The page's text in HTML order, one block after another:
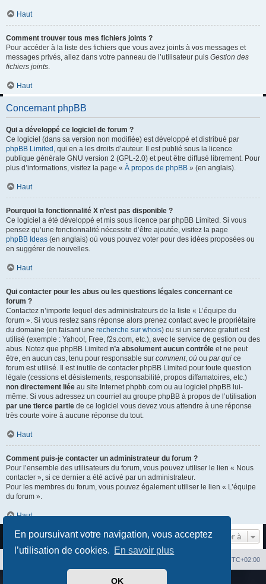
En poursuivant votre navigation, vous acceptez
l’utilisation de cookies. En savoir plus
OK
Haut
Comment trouver tous mes fichiers joints ?
Pour accéder à la liste des fichiers que vous avez joints à vos messages et
messages privés, allez dans votre panneau de l’utilisateur puis Gestion des
fichiers joints
Haut
Concernant phpBB
Qui a développé ce logiciel de forum ?
Ce logiciel (dans sa version non modifiée) est développé et distribué par
phpBB Limited , qui en a les droits d’auteur. Il est publié sous la licence
publique générale GNU version 2 (GPL-2.0) et peut être diffusé librement. Pour
plus d’informations, visitez la page « À propos de phpBB » (en anglais).
Haut
Pourquoi la fonctionnalité X n’est pas disponible ?
Ce logiciel a été développé et mis sous licence par phpBB Limited. Si vous
pensez qu’une fonctionnalité nécessite d’être ajoutée, visitez la page
phpBB Ideas (en anglais) où vous pouvez voter pour des idées proposées ou
en suggérer de nouvelles.
Haut
Qui contacter pour les abus ou les questions légales concernant ce
forum ?
Contactez n’importe lequel des administrateurs de la liste « L’équipe du
forum ». Si vous restez sans réponse alors prenez contact avec le propriétaire
du domaine (en faisant une recherche sur whois) ou si un service gratuit est
utilisé (exemple : Yahoo!, Free, f2s.com, etc.), avec le service de gestion ou des
abus. Notez que phpBB Limited n’a absolument aucun contrôle et ne peut
être, en aucun cas, tenu pour responsable sur comment, où ou par qui ce
forum est utilisé. Il est inutile de contacter phpBB Limited pour toute question
légale (cessions et désistements, responsabilité, propos diffamatoires, etc.)
non directement liée au site Internet phpbb.com ou au logiciel phpBB lui-
même. Si vous adressez un courriel au groupe phpBB à propos de l’utilisation
par une tierce partie de ce logiciel vous devez vous attendre à une réponse
très courte voire à aucune réponse du tout.
Haut
Comment puis-je contacter un administrateur du forum ?
Pour l’ensemble des utilisateurs du forum, vous pouvez utiliser le lien « Nous
contacter », si ce dernier a été activé par un administrateur.
Pour les membres du forum, vous pouvez également utiliser le lien « L’équipe
du forum ».
Haut
Aller à
UTC+02:00
phpBB® Forum Software © phpBB Limited